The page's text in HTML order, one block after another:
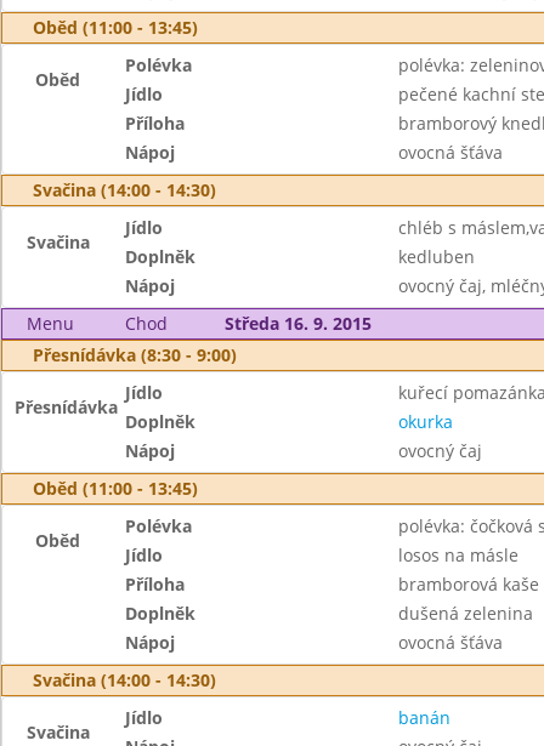
Oběd (11:00 - 13:45)
Oběd
Polévka
polévka:
Jídlo
pečené kachní
Příloha
bramborový
Nápoj
ovocná šťáva
Svačina (14:00 - 14:30)
Svačina
Jídlo
chléb s
Doplněk
kedluben
Nápoj
ovocný čaj,
Menu
Chod
Středa 16. 9. 2015
Přesnídávka (8:30 - 9:00)
Přesnídávka
Jídlo
kuřecí
Doplněk
okurka
Nápoj
ovocný čaj
Oběd (11:00 - 13:45)
Oběd
Polévka
polévka: čočková
Jídlo
losos na másle
Příloha
bramborová kaše
Doplněk
dušená zelenina
Nápoj
ovocná šťáva
Svačina (14:00 - 14:30)
Svačina
Jídlo
banán